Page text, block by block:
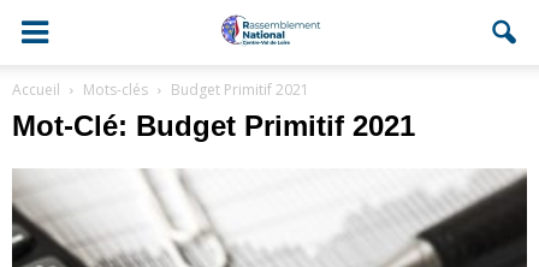
Accueil Mots-clés Budget Primitif 2021
Mot-Clé: Budget Primitif 2021